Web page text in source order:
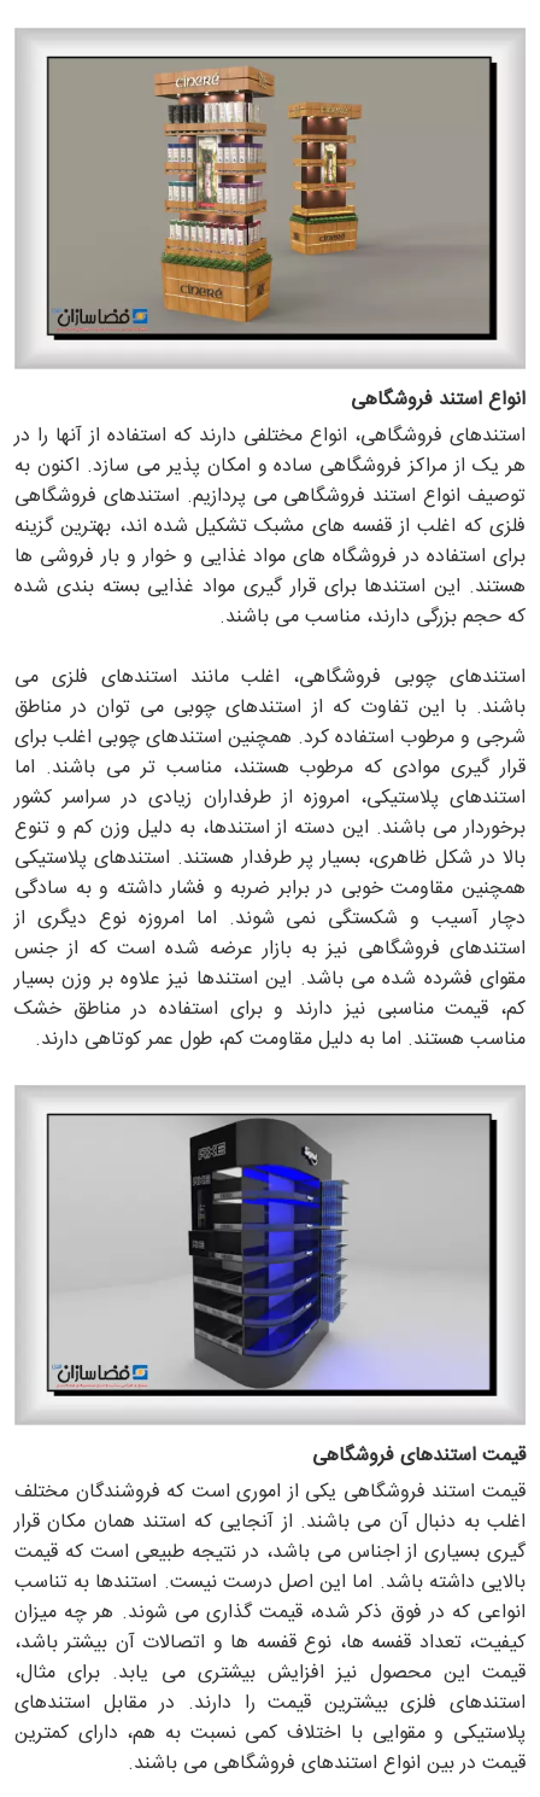
انواع استند فروشگاهی
استندهای فروشگاهی، انواع مختلفی دارند که استفاده از آنها را در
هر یک از مراکز فروشگاهی ساده و امکان پذیر می سازد. اکنون به
توصیف انواع استند فروشگاهی می پردازیم. استندهای فروشگاهی
فلزی که اغلب از قفسه های مشبک تشکیل شده اند، بهترین گزینه
برای استفاده در فروشگاه های مواد غذایی و خوار و بار فروشی ها
هستند. این استندها برای قرار گیری مواد غذایی بسته بندی شده
که حجم بزرگی دارند، مناسب می باشند.
استندهای چوبی فروشگاهی، اغلب مانند استندهای فلزی می
باشند. با این تفاوت که از استندهای چوبی می توان در مناطق
شرجی و مرطوب استفاده کرد. همچنین استندهای چوبی اغلب برای
قرار گیری موادی که مرطوب هستند، مناسب تر می باشند. اما
استندهای پلاستیکی، امروزه از طرفداران زیادی در سراسر کشور
برخوردار می باشند. این دسته از استندها، به دلیل وزن کم و تنوع
بالا در شکل ظاهری، بسیار پر طرفدار هستند. استندهای پلاستیکی
همچنین مقاومت خوبی در برابر ضربه و فشار داشته و به سادگی
دچار آسیب و شکستگی نمی شوند. اما امروزه نوع دیگری از
استندهای فروشگاهی نیز به بازار عرضه شده است که از جنس
مقوای فشرده شده می باشد. این استندها نیز علاوه بر وزن بسیار
کم، قیمت مناسبی نیز دارند و برای استفاده در مناطق خشک
مناسب هستند. اما به دلیل مقاومت کم، طول عمر کوتاهی دارند.
قیمت استندهای فروشگاهی
قیمت استند فروشگاهی یکی از اموری است که فروشندگان مختلف
اغلب به دنبال آن می باشند. از آنجایی که استند همان مکان قرار
گیری بسیاری از اجناس می باشد، در نتیجه طبیعی است که قیمت
بالایی داشته باشد. اما این اصل درست نیست. استندها به تناسب
انواعی که در فوق ذکر شده، قیمت گذاری می شوند. هر چه میزان
کیفیت، تعداد قفسه ها، نوع قفسه ها و اتصالات آن بیشتر باشد،
قیمت این محصول نیز افزایش بیشتری می یابد. برای مثال،
استندهای فلزی بیشترین قیمت را دارند. در مقابل استندهای
پلاستیکی و مقوایی با اختلاف کمی نسبت به هم، دارای کمترین
قیمت در بین انواع استندهای فروشگاهی می باشند.